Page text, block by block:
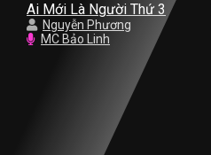
Ai Mới Là Người Thứ 3
Nguyễn Phương
MC Bảo Linh